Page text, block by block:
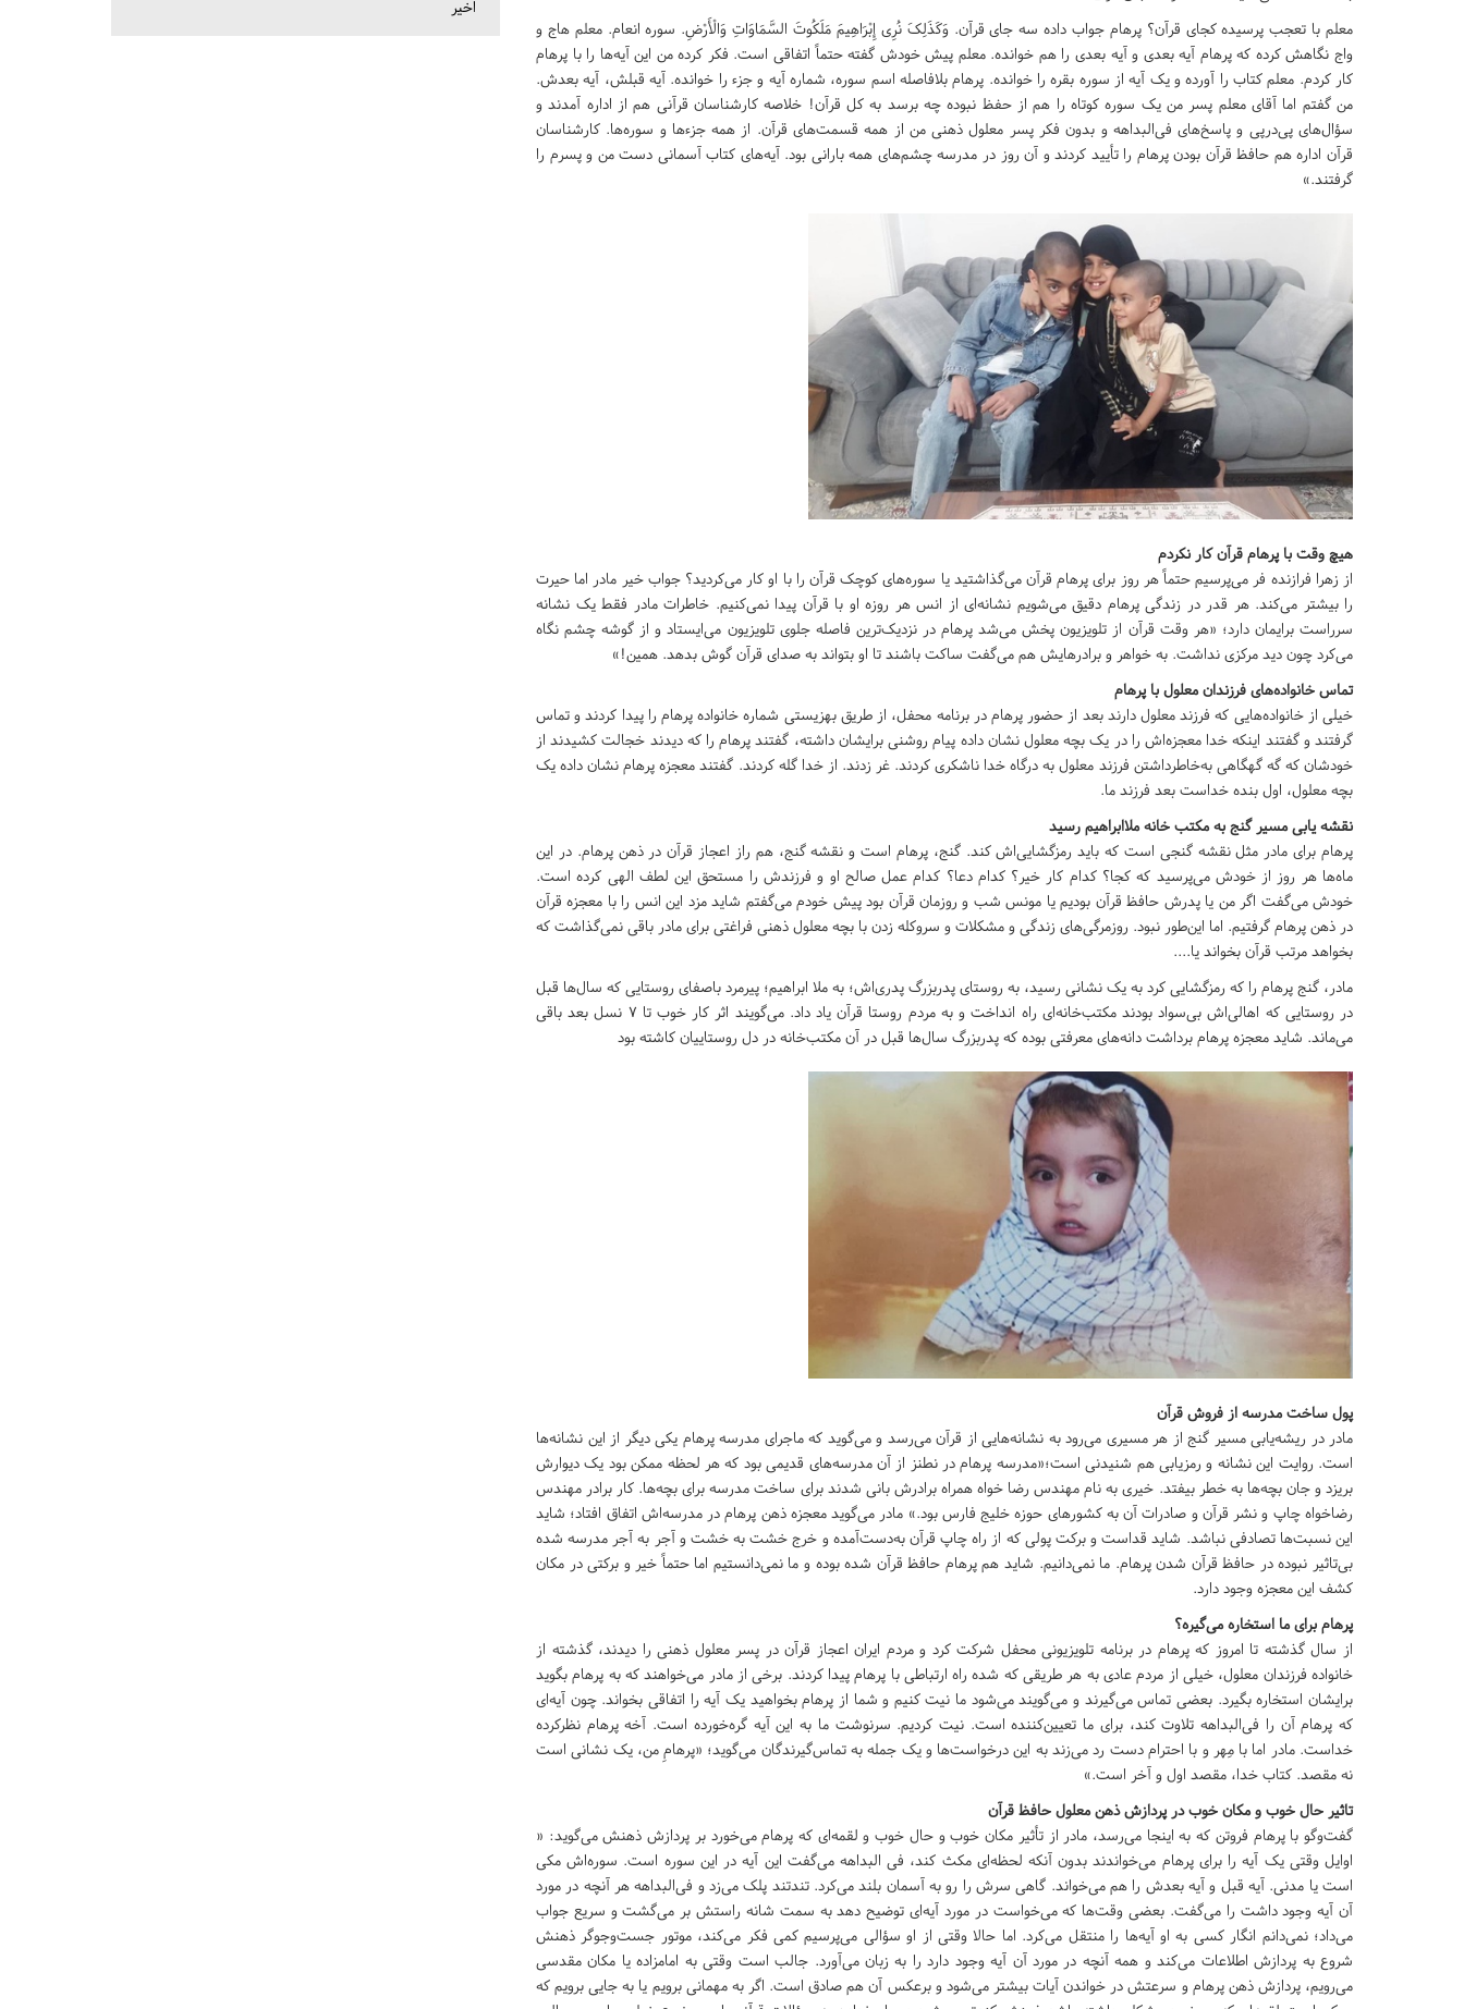
معلم با تعجب پرسیده کجای قرآن؟ پرهام جواب داده سه جای قرآن. وَکَذَلِکَ نُرِی إِبْرَاهِیمَ مَلَکُوتَ السَّمَاوَاتِ وَالْأَرْضِ. سوره انعام. معلم هاج و
واج نگاهش کرده که پرهام آیه بعدی و آیه بعدی را هم خوانده. معلم پیش خودش گفته حتماً اتفاقی است. فکر کرده من این آیه‌ها را با پرهام
کار کردم. معلم کتاب را آورده و یک آیه از سوره بقره را خوانده. پرهام بلافاصله اسم سوره، شماره آیه و جزء را خوانده. آیه قبلش، آیه بعدش.
من گفتم اما آقای معلم پسر من یک سوره کوتاه را هم از حفظ نبوده چه برسد به کل قرآن! خلاصه کارشناسان قرآنی هم از اداره آمدند و
سؤال‌های پی‌در‌پی و پاسخ‌های فی‌البداهه و بدون فکر پسر معلول ذهنی من از همه قسمت‌های قرآن. از همه جزءها و سوره‌ها. کارشناسان
قرآن اداره هم حافظ قرآن بودن پرهام را تأیید کردند و آن روز در مدرسه چشم‌های همه بارانی بود. آیه‌های کتاب آسمانی دست من و پسرم را
گرفتند.»
هیچ وقت با پرهام قرآن کار نکردم
از زهرا فرازنده فر می‌پرسیم حتماً هر روز برای پرهام قرآن می‌گذاشتید یا سوره‌های کوچک قرآن را با او کار می‌کردید؟ جواب خیر مادر اما حیرت
را بیشتر می‌کند. هر قدر در زندگی پرهام دقیق می‌شویم نشانه‌ای از انس هر روزه او با قرآن پیدا نمی‌کنیم. خاطرات مادر فقط یک نشانه
سرراست برایمان دارد؛ «هر وقت قرآن از تلویزیون پخش می‌شد پرهام در نزدیک‌ترین فاصله جلوی تلویزیون می‌ایستاد و از گوشه چشم نگاه
می‌کرد چون دید مرکزی نداشت. به خواهر و برادرهایش هم می‌گفت ساکت باشند تا او بتواند به صدای قرآن گوش بدهد. همین!»
تماس خانواده‌های فرزندان معلول با پرهام
خیلی از خانواده‌هایی که فرزند معلول دارند بعد از حضور پرهام در برنامه محفل، از طریق بهزیستی شماره خانواده پرهام را پیدا کردند و تماس
گرفتند و گفتند اینکه خدا معجزه‌اش را در یک بچه معلول نشان داده پیام روشنی برایشان داشته، گفتند پرهام را که دیدند خجالت کشیدند از
خودشان که گه گهگاهی به‌خاطرداشتن فرزند معلول به درگاه خدا ناشکری کردند. غر زدند. از خدا گله کردند. گفتند معجزه پرهام نشان داده یک
بچه معلول، اول بنده خداست بعد فرزند ما.
نقشه یابی مسیر گنج به مکتب خانه ملاابراهیم رسید
پرهام برای مادر مثل نقشه گنجی است که باید رمزگشایی‌اش کند. گنج، پرهام است و نقشه گنج، هم راز اعجاز قرآن در ذهن پرهام. در این
ماه‌ها هر روز از خودش می‌پرسید که کجا؟ کدام کار خیر؟ کدام دعا؟ کدام عمل صالح او و فرزندش را مستحق این لطف الهی کرده است.
خودش می‌گفت اگر من یا پدرش حافظ قرآن بودیم یا مونس شب و روزمان قرآن بود پیش خودم می‌گفتم شاید مزد این انس را با معجزه قرآن
در ذهن پرهام گرفتیم. اما این‌طور نبود. روزمرگی‌های زندگی و مشکلات و سروکله زدن با بچه معلول ذهنی فراغتی برای مادر باقی نمی‌گذاشت که
بخواهد مرتب قرآن بخواند یا....
مادر، گنج پرهام را که رمزگشایی کرد به یک نشانی رسید، به روستای پدربزرگ پدری‌اش؛ به ملا ابراهیم؛ پیرمرد باصفای روستایی که سال‌ها قبل
در روستایی که اهالی‌اش بی‌سواد بودند مکتب‌خانه‌ای راه انداخت و به مردم روستا قرآن یاد داد. می‌گویند اثر کار خوب تا 7 نسل بعد باقی
می‌ماند. شاید معجزه پرهام برداشت دانه‌های معرفتی بوده که پدربزرگ سال‌ها قبل در آن مکتب‌خانه در دل روستاییان کاشته بود
پول ساخت مدرسه از فروش قرآن
مادر در ریشه‌یابی مسیر گنج از هر مسیری می‌رود به نشانه‌هایی از قرآن می‌رسد و می‌گوید که ماجرای مدرسه پرهام یکی دیگر از این نشانه‌ها
است. روایت این نشانه و رمزیابی هم شنیدنی است؛«مدرسه پرهام در نطنز از آن مدرسه‌های قدیمی بود که هر لحظه ممکن بود یک دیوارش
بریزد و جان بچه‌ها به خطر بیفتد. خیری به نام مهندس رضا خواه همراه برادرش بانی شدند برای ساخت مدرسه برای بچه‌ها. کار برادر مهندس
رضاخواه چاپ و نشر قرآن و صادرات آن به کشورهای حوزه خلیج فارس بود.» مادر می‌گوید معجزه ذهن پرهام در مدرسه‌اش اتفاق افتاد؛ شاید
این نسبت‌ها تصادفی نباشد. شاید قداست و برکت پولی که از راه چاپ قرآن به‌دست‌آمده و خرج خشت به خشت و آجر به آجر مدرسه شده
بی‌تاثیر نبوده در حافظ قرآن شدن پرهام. ما نمی‌دانیم. شاید هم پرهام حافظ قرآن شده بوده و ما نمی‌دانستیم اما حتماً خیر و برکتی در مکان
کشف این معجزه وجود دارد.
پرهام برای ما استخاره می‌گیره؟
از سال گذشته تا امروز که پرهام در برنامه تلویزیونی محفل شرکت کرد و مردم ایران اعجاز قرآن در پسر معلول ذهنی را دیدند، گذشته از
خانواده فرزندان معلول، خیلی از مردم عادی به هر طریقی که شده راه ارتباطی با پرهام پیدا کردند. برخی از مادر می‌خواهند که به پرهام بگوید
برایشان استخاره بگیرد. بعضی تماس می‌گیرند و می‌گویند می‌شود ما نیت کنیم و شما از پرهام بخواهید یک آیه را اتفاقی بخواند. چون آیه‌ای
که پرهام آن را فی‌البداهه تلاوت کند، برای ما تعیین‌کننده است. نیت کردیم. سرنوشت ما به این آیه گره‌خورده است. آخه پرهام نظرکرده
خداست. مادر اما با مِهر و با احترام دست رد می‌زند به این درخواست‌ها و یک جمله به تماس‌گیرندگان می‌گوید؛ «پرهامِ من، یک نشانی است
نه مقصد. کتاب خدا، مقصد اول و آخر است.»
تاثیر حال خوب و مکان خوب در پردازش ذهن معلول حافظ قرآن
گفت‌وگو با پرهام فروتن که به اینجا می‌رسد، مادر از تأثیر مکان خوب و حال خوب و لقمه‌ای که پرهام می‌خورد بر پردازش ذهنش می‌گوید: «
اوایل وقتی یک آیه را برای پرهام می‌خواندند بدون آنکه لحظه‌ای مکث کند، فی البداهه می‌گفت این آیه در این سوره است. سوره‌اش مکی
است یا مدنی. آیه قبل و آیه بعدش را هم می‌خواند. گاهی سرش را رو به آسمان بلند می‌کرد. تندتند پلک می‌زد و فی‌البداهه هر آنچه در مورد
آن آیه وجود داشت را می‌گفت. بعضی وقت‌ها که می‌خواست در مورد آیه‌ای توضیح دهد به سمت شانه راستش بر می‌گشت و سریع جواب
می‌داد؛ نمی‌دانم انگار کسی به او آیه‌ها را منتقل می‌کرد. اما حالا وقتی از او سؤالی می‌پرسیم کمی فکر می‌کند، موتور جست‌وجوگر ذهنش
شروع به پردازش اطلاعات می‌کند و همه آنچه در مورد آن آیه وجود دارد را به زبان می‌آورد. جالب است وقتی به امامزاده یا مکان مقدسی
می‌رویم، پردازش ذهن پرهام و سرعتش در خواندن آیات بیشتر می‌شود و برعکس آن هم صادق است. اگر به مهمانی برویم یا به جایی برویم که
اخیر